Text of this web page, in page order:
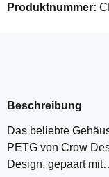
Produktnummer:
Beschreibung
Das beliebte
PETG von Crow
Design, gepaart